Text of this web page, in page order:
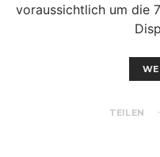
voraussichtlich um die
TEILEN